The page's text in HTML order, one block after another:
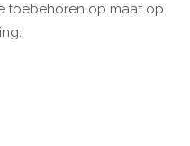
toebehoren op maat op